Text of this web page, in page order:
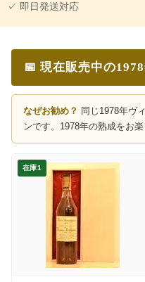
✓ 即日発送対応
📅 現在販売中の
なぜお勧め？ 同じ1978年ヴ
ンです。1978年の熟成をお楽
在庫1